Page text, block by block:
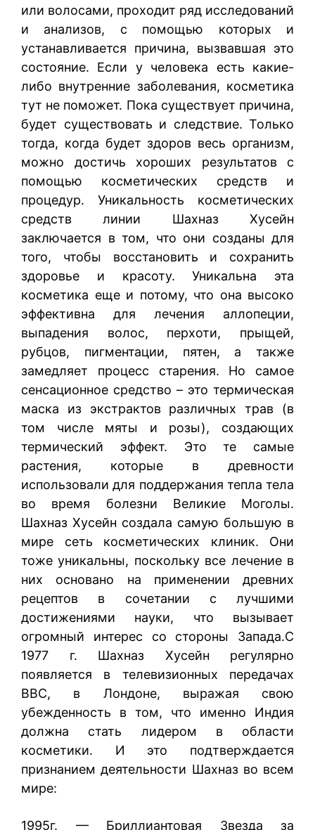
или волосами, проходит ряд исследований
и анализов, с помощью которых и
устанавливается причина, вызвавшая это
состояние. Если у человека есть какие-
либо внутренние заболевания, косметика
тут не поможет. Пока существует причина,
будет существовать и следствие. Только
тогда, когда будет здоров весь организм,
можно достичь хороших результатов с
помощью косметических средств и
процедур. Уникальность косметических
средств линии Шахназ Хусейн
заключается в том, что они созданы для
того, чтобы восстановить и сохранить
здоровье и красоту. Уникальна эта
косметика еще и потому, что она высоко
эффективна для лечения аллопеции,
выпадения волос, перхоти, прыщей,
рубцов, пигментации, пятен, а также
замедляет процесс старения. Но самое
сенсационное средство – это термическая
маска из экстрактов различных трав (в
том числе мяты и розы), создающих
термический эффект. Это те самые
растения, которые в древности
использовали для поддержания тепла тела
во время болезни Великие Моголы.
Шахназ Хусейн создала самую большую в
мире сеть косметических клиник. Они
тоже уникальны, поскольку все лечение в
них основано на применении древних
рецептов в сочетании с лучшими
достижениями науки, что вызывает
огромный интерес со стороны Запада.С
1977 г. Шахназ Хусейн регулярно
появляется в телевизионных передачах
ВВС, в Лондоне, выражая свою
убежденность в том, что именно Индия
должна стать лидером в области
косметики. И это подтверждается
признанием деятельности Шахназ во всем
мире:
1995г. — Бриллиантовая Звезда за